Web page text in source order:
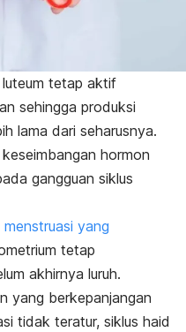
tetap aktif
sehingga produksi
lama dari seharusnya.
hormon
gangguan siklus
menstruasi yang
tetap
akhirnya luruh.
yang berkepanjangan
tidak teratur, siklus haid